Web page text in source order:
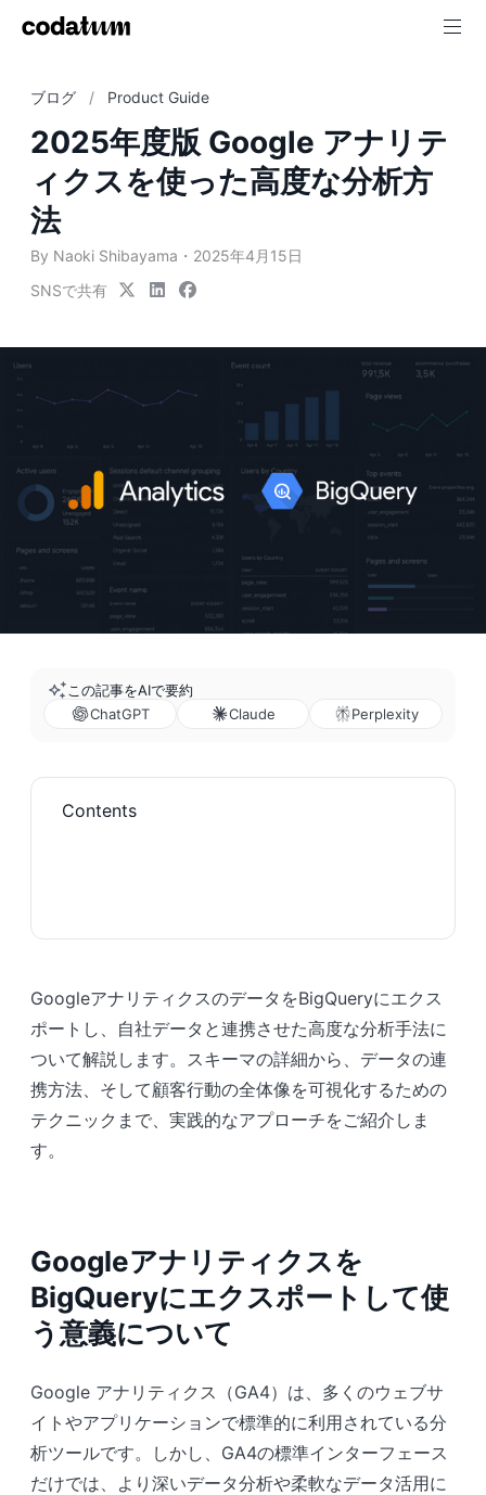
ブログ Product Guide
2025年度版 Google アナリテ
ィクスを使った高度な分析方
法
By Naoki Shibayama
2025年4月15日
SNSで共有
この記事をAIで要約
ChatGPT
Claude Perplexity
Contents
GoogleアナリティクスのデータをBigQueryにエクス
ポートし、自社データと連携させた高度な分析手法に
ついて解説します。スキーマの詳細から、データの連
携方法、そして顧客行動の全体像を可視化するための
テクニックまで、実践的なアプローチをご紹介しま
す。
Googleアナリティクスを
BigQueryにエクスポートして使
う意義について
Google アナリティクス（GA4）は、多くのウェブサ
イトやアプリケーションで標準的に利用されている分
析ツールです。しかし、GA4の標準インターフェース
だけでは、より深いデータ分析や柔軟なデータ活用に